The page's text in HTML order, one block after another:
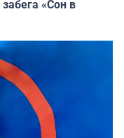
«Сон в